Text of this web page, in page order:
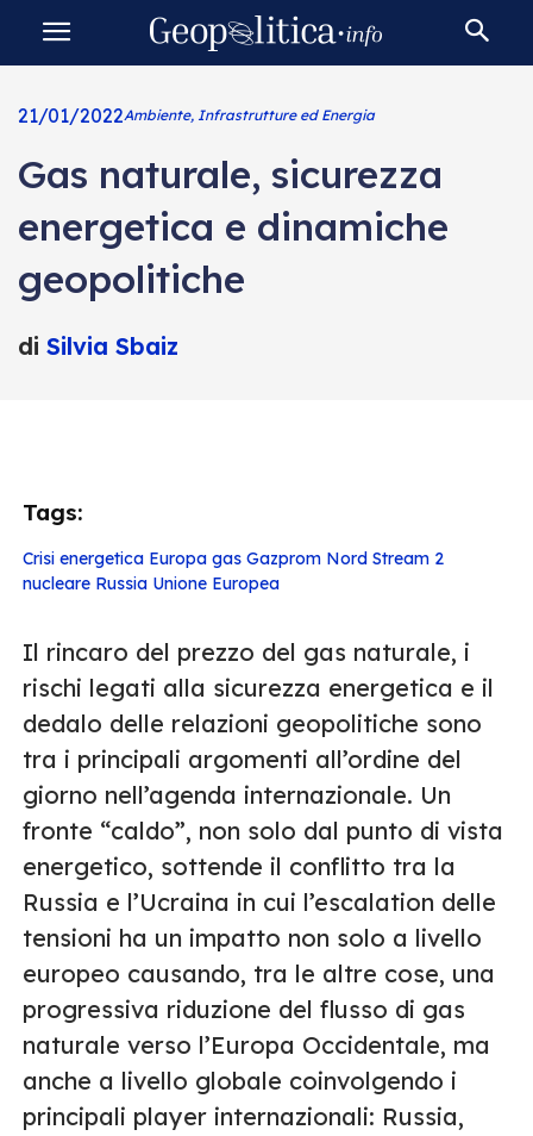
21/01/2022Ambiente, Infrastrutture ed Energia
Gas naturale, sicurezza
energetica e dinamiche
geopolitiche
di Silvia Sbaiz
Tags:
Crisi energetica Europa gas Gazprom Nord Stream 2
nucleare Russia Unione Europea
Il rincaro del prezzo del gas naturale, i
rischi legati alla sicurezza energetica e il
dedalo delle relazioni geopolitiche sono
tra i principali argomenti all’ordine del
giorno nell’agenda internazionale. Un
fronte “caldo”, non solo dal punto di vista
energetico, sottende il conflitto tra la
Russia e l’Ucraina in cui l’escalation delle
tensioni ha un impatto non solo a livello
europeo causando, tra le altre cose, una
progressiva riduzione del flusso di gas
naturale verso l’Europa Occidentale, ma
anche a livello globale coinvolgendo i
principali player internazionali: Russia,